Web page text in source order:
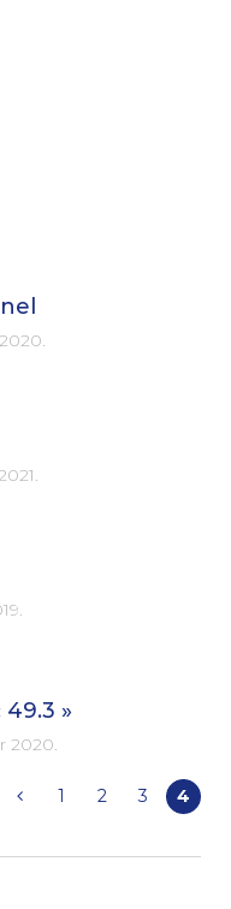
.
.
.
»
2020.
1 2 3 4